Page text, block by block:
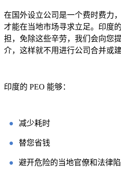
在国外设立公司是一个费时费力
才能在当地市场寻求立足。印度
担，免除这些辛劳，我们会向您
介，这样就不用进行公司合并或建
印度的 PEO 能够：
● 减少耗时
● 替您省钱
● 避开危险的当地官僚和法律